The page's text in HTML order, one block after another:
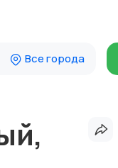
Все города